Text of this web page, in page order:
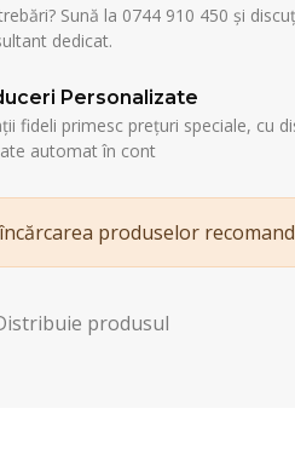
Sună la 0744 910 450 și
dedicat.
Personalizate
fideli primesc prețuri speciale, cu
automat în cont
produselor
produsul